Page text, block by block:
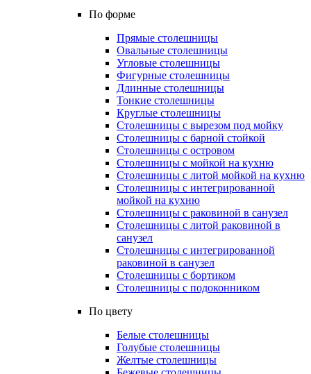
По форме
Прямые столешницы
Овальные столешницы
Угловые столешницы
Фигурные столешницы
Длинные столешницы
Тонкие столешницы
Круглые столешницы
Столешницы с вырезом под мойку
Столешницы с барной стойкой
Столешницы с островом
Столешницы с мойкой на кухню
Столешницы с литой мойкой на кухню
Столешницы с интегрированной
мойкой на кухню
Столешницы с раковиной в санузел
Столешницы с литой раковиной в
санузел
Столешницы с интегрированной
раковиной в санузел
Столешницы с бортиком
Столешницы с подоконником
По цвету
Белые столешницы
Голубые столешницы
Желтые столешницы